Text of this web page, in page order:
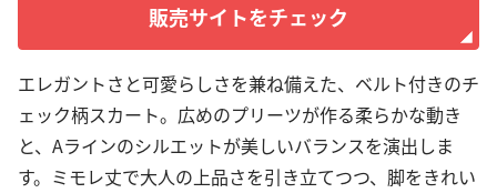
販売サイトをチェック
エレガントさと可愛らしさを兼ね備えた、ベルト付きのチ
ェック柄スカート。広めのプリーツが作る柔らかな動き
と、Aラインのシルエットが美しいバランスを演出しま
す。ミモレ丈で大人の上品さを引き立てつつ、脚をきれい